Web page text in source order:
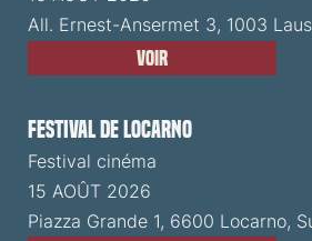
All. Ernest-Ansermet 3, 1003
Voir
Festival de Locarno
Festival cinéma
15 AOÛT 2026
Piazza Grande 1, 6600 Locarno,